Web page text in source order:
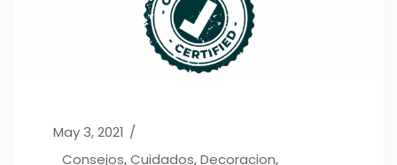
May 3, 2021
Consejos,Cuidados,Decoracion,